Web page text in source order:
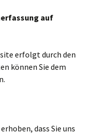
auf
erfolgt durch den
können Sie dem
dass Sie uns